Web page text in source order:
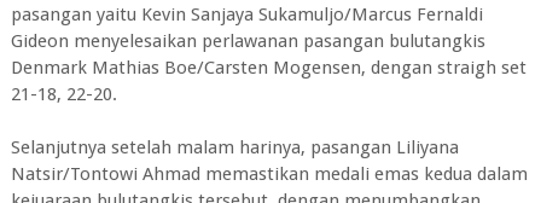
pasangan yaitu Kevin Sanjaya Sukamuljo/Marcus Fernaldi
Gideon menyelesaikan perlawanan pasangan bulutangkis
Denmark Mathias Boe/Carsten Mogensen, dengan straigh set
21-18, 22-20.
Selanjutnya setelah malam harinya, pasangan Liliyana
Natsir/Tontowi Ahmad memastikan medali emas kedua dalam